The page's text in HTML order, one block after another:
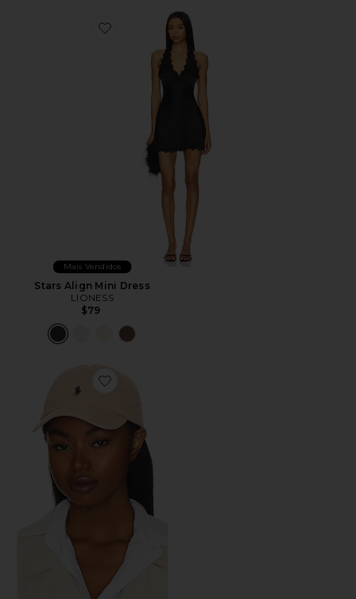
Favorite Stars Align Mini Dress
Mais Vendidos
Stars Align Mini Dress
LIONESS
$79
Favorite Chino Cap